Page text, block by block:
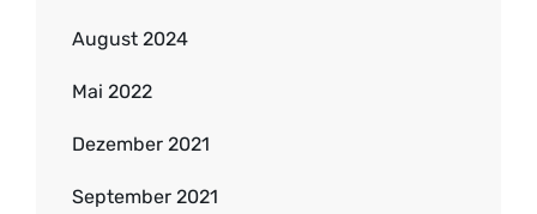
August 2024
Mai 2022
Dezember 2021
September 2021